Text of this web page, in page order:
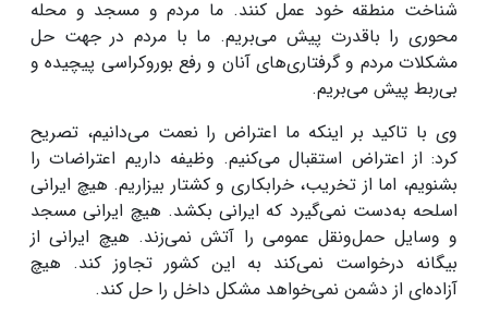
شناخت منطقه خود عمل کنند. ما مردم و مسجد و محله
محوری را باقدرت پیش می‌بریم. ما با مردم در جهت حل
مشکلات مردم و گرفتاری‌های آنان و رفع بوروکراسی پیچیده و
بی‌ربط پیش می‌بریم.
وی با تاکید بر اینکه ما اعتراض را نعمت می‌دانیم، تصریح
کرد: از اعتراض استقبال می‌کنیم. وظیفه داریم اعتراضات را
بشنویم، اما از تخریب، خرابکاری و کشتار بیزاریم. هیچ ایرانی
اسلحه به‌دست نمی‌گیرد که ایرانی بکشد. هیچ ایرانی مسجد
و وسایل حمل‌ونقل عمومی را آتش نمی‌زند. هیچ ایرانی از
بیگانه درخواست نمی‌کند به این کشور تجاوز کند. هیچ
آزاده‌ای از دشمن نمی‌خواهد مشکل داخل را حل کند.